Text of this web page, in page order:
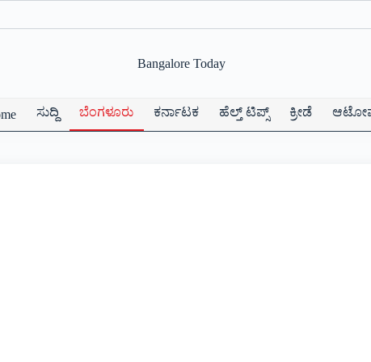
Bangalore Today
ಸುದ್ದಿ ಬೆಂಗಳೂರು ಕರ್ನಾಟಕ ಹೆಲ್ತ್ ಟಿಪ್ಸ್ ಕ್ರೀಡೆ